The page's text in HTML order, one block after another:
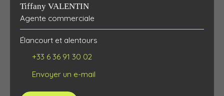
Tiffany VALENTIN
Agente commerciale
Élancourt et alentours
+33 6 36 91 30 02
Envoyer un e-mail